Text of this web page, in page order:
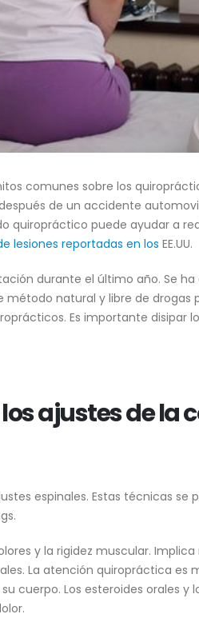
comunes sobre los
de un accidente
quiropráctico puede ayudar a
lesiones reportadas en los EE.UU.
durante el último año. Se
natural y libre de drogas
Es importante disipar
ajustes de la
espinales. Estas técnicas se
y la rigidez muscular.
La atención quiropráctica es
cuerpo. Los esteroides orales y